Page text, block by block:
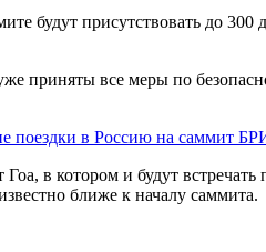
будут присутствовать до
приняты все меры по
поездки в Россию на саммит
в котором и будут
ближе к началу саммита.